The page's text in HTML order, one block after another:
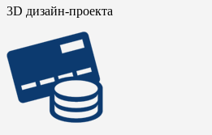
3D дизайн-проекта